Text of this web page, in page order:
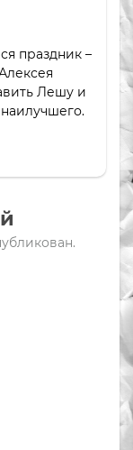
праздник –
Лешу и